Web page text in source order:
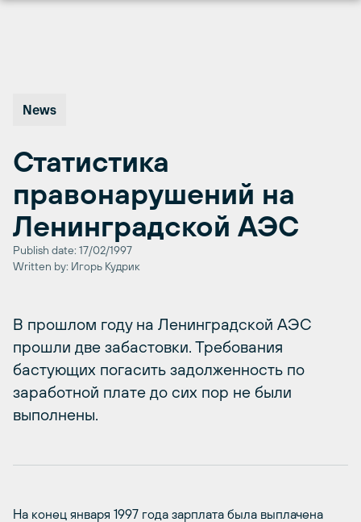
News
Статистика
правонарушений на
Ленинградской АЭС
Publish date: 17/02/1997
Written by: Игорь Кудрик
В прошлом году на Ленинградской АЭС
прошли две забастовки. Требования
бастующих погасить задолженность по
заработной плате до сих пор не были
выполнены.
На конец января 1997 года зарплата была выплачена